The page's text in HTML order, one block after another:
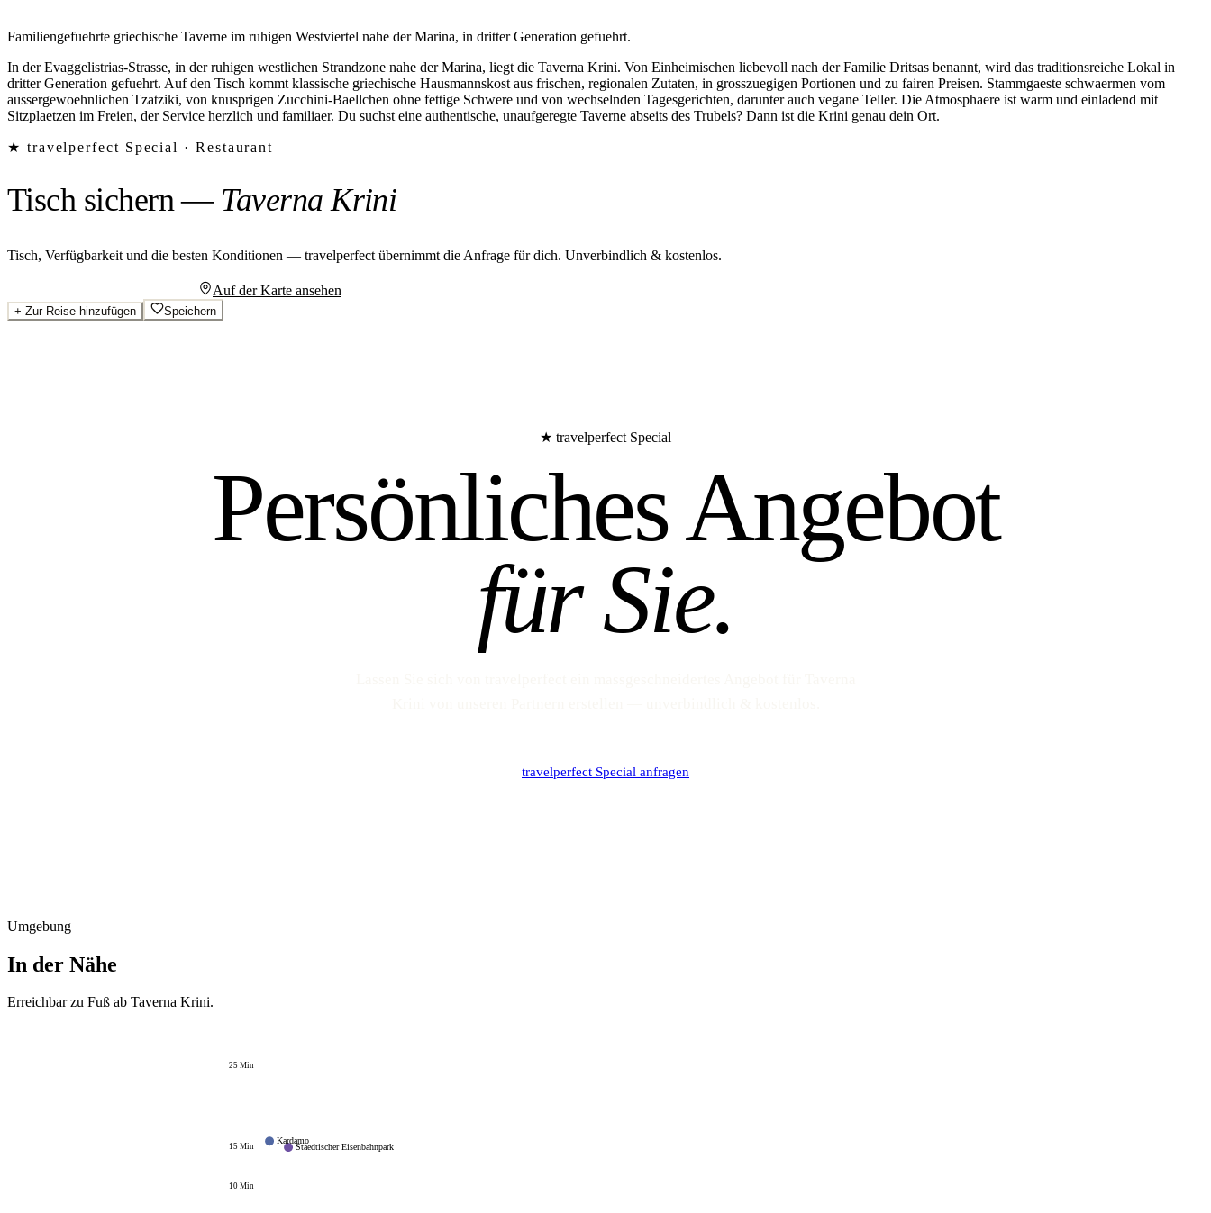
Familiengefuehrte griechische Taverne im ruhigen Westviertel nahe der Marina, in dritter Generation gefuehrt.
In der Evaggelistrias-Strasse, in der ruhigen westlichen Strandzone nahe der Marina, liegt die Taverna Krini. Von Einheimischen liebevoll nach der Familie Dritsas benannt, wird das traditionsreiche Lokal in
dritter Generation gefuehrt. Auf den Tisch kommt klassische griechische Hausmannskost aus frischen, regionalen Zutaten, in grosszuegigen Portionen und zu fairen Preisen. Stammgaeste schwaermen vom
aussergewoehnlichen Tzatziki, von knusprigen Zucchini-Baellchen ohne fettige Schwere und von wechselnden Tagesgerichten, darunter auch vegane Teller. Die Atmosphaere ist warm und einladend mit
Sitzplaetzen im Freien, der Service herzlich und familiaer. Du suchst eine authentische, unaufgeregte Taverne abseits des Trubels? Dann ist die Krini genau dein Ort.
★ travelperfect Special · Restaurant
Tisch sichern— Taverna Krini
Tisch, Verfügbarkeit und die besten Konditionen — travelperfect übernimmt die Anfrage für dich. Unverbindlich & kostenlos.
Auf der Karte ansehen
+ Zur Reise hinzufügen Speichern
★ travelperfect Special
Persönliches Angebot
für Sie.
travelperfect Special anfragen
Umgebung
In der Nähe
Erreichbar zu Fuß ab Taverna Krini.
10Min
15 Min
25 Min
Staedtischer Eisenbahnpark
Kardamo